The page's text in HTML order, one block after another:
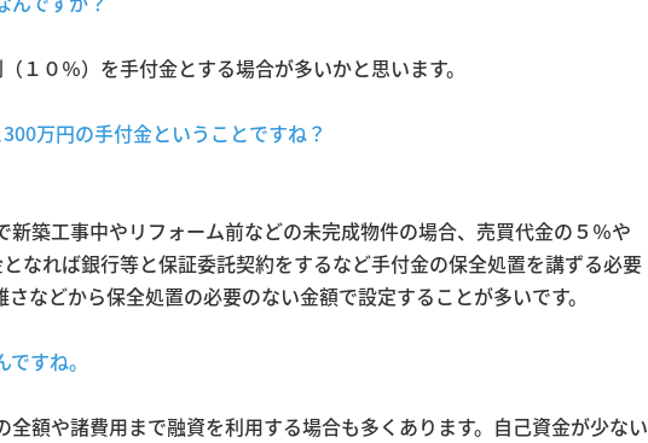
１０％）を手付金とする場合が多いかと思います。
万円の手付金ということですね？
新築工事中やリフォーム前などの未完成物件の場合、売買代金の５％や
なれば銀行等と保証委託契約をするなど手付金の保全処置を講ずる必要
などから保全処置の必要のない金額で設定することが多いです。
すね。
全額や諸費用まで融資を利用する場合も多くあります。自己資金が少ない